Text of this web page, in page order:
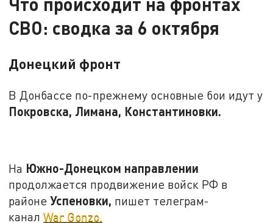
СВО: сводка за 6 октября
Донецкий фронт
В Донбассе по-прежнему основные бои идут у
Покровска, Лимана, Константиновки.
На Южно-Донецком направлении
продолжается продвижение войск РФ в
районеУспеновки, пишет телеграм-
каналWar Gonzo.